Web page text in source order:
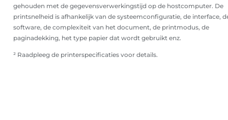
gehouden met de gegevensverwerkingstijd op de hostcomputer. De
printsnelheid is afhankelijk van de systeemconfiguratie, de interface,
software, de complexiteit van het document, de printmodus, de
paginadekking, het type papier dat wordt gebruikt enz.
² Raadpleeg de printerspecificaties voor details.